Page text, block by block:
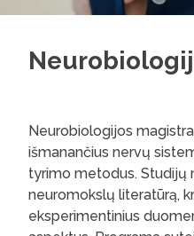
Neurobiologijos
išmanančius nervų
tyrimo metodus. Studijų
neuromokslų literatūrą,
eksperimentinius